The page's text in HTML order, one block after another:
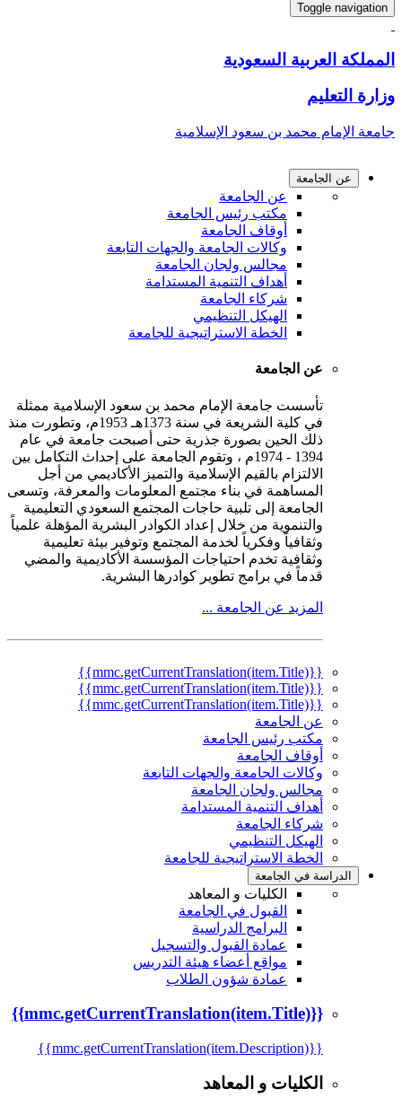
Toggle navigation
المملكة العربية السعودية
وزارة التعليم
جامعة الإمام محمد بن سعود الإسلامية
عن الجامعة
عن الجامعة
مكتب رئيس الجامعة
أوقاف الجامعة
وكالات الجامعة والجهات التابعة
مجالس ولجان الجامعة
أهداف التنمية المستدامة
شركاء الجامعة
الهيكل التنظيمي
الخطة الاستراتيجية للجامعة
عن الجامعة
تأسست جامعة الإمام محمد بن سعود الإسلامية ممثلة
في كلية الشريعة في سنة 1373هـ 1953م، وتطورت منذ
ذلك الحين بصورة جذرية حتى أصبحت جامعة في عام
1394 - 1974م ، وتقوم الجامعة على إحداث التكامل بين
الالتزام بالقيم الإسلامية والتميز الأكاديمي من أجل
المساهمة في بناء مجتمع المعلومات والمعرفة، وتسعى
الجامعة إلى تلبية حاجات المجتمع السعودي التعليمية
والتنموية من خلال إعداد الكوادر البشرية المؤهلة علمياً
وثقافياً وفكرياً لخدمة المجتمع وتوفير بيئة تعليمية
وثقافية تخدم احتياجات المؤسسة الأكاديمية والمضي
قدماً في برامج تطوير كوادرها البشرية.
المزيد عن الجامعة ...
{{mmc.getCurrentTranslation(item.Title)}}
{{mmc.getCurrentTranslation(item.Title)}}
{{mmc.getCurrentTranslation(item.Title)}}
عن الجامعة
مكتب رئيس الجامعة
أوقاف الجامعة
وكالات الجامعة والجهات التابعة
مجالس ولجان الجامعة
أهداف التنمية المستدامة
شركاء الجامعة
الهيكل التنظيمي
الخطة الاستراتيجية للجامعة
الدراسة في الجامعة
الكليات و المعاهد
القبول في الجامعة
البرامج الدراسية
عمادة القبول والتسجيل
مواقع أعضاء هيئة التدريس
عمادة شؤون الطلاب
{{mmc.getCurrentTranslation(item.Title)}}
{{mmc.getCurrentTranslation(item.Description)}}
الكليات و المعاهد